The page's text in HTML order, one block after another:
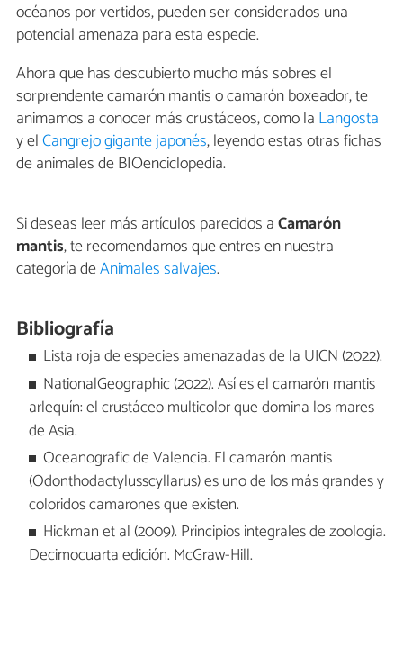
océanos por vertidos, pueden ser considerados una
potencial amenaza para esta especie.
Ahora que has descubierto mucho más sobres el
sorprendente camarón mantis o camarón boxeador, te
animamos a conocer más crustáceos, como la Langosta
y elCangrejo gigante japonés, leyendo estas otras fichas
de animales de BIOenciclopedia.
Si deseas leer más artículos parecidos aCamarón
mantis, te recomendamos que entres en nuestra
categoría deAnimales salvajes.
Bibliografía
Lista roja de especies amenazadas de la UICN (2022).
NationalGeographic (2022). Así es el camarón mantis
arlequín: el crustáceo multicolor que domina los mares
de Asia.
Oceanografic de Valencia. El camarón mantis
(Odonthodactylusscyllarus) es uno de los más grandes y
coloridos camarones que existen.
Hickman et al (2009). Principios integrales de zoología.
Decimocuarta edición. McGraw-Hill.